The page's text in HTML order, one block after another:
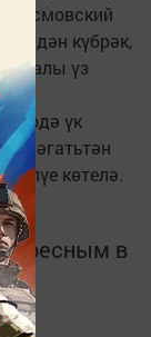
Космовский
200дән күбрәк,
буалы үз
үк
сәгатьтән
көтелә.
в